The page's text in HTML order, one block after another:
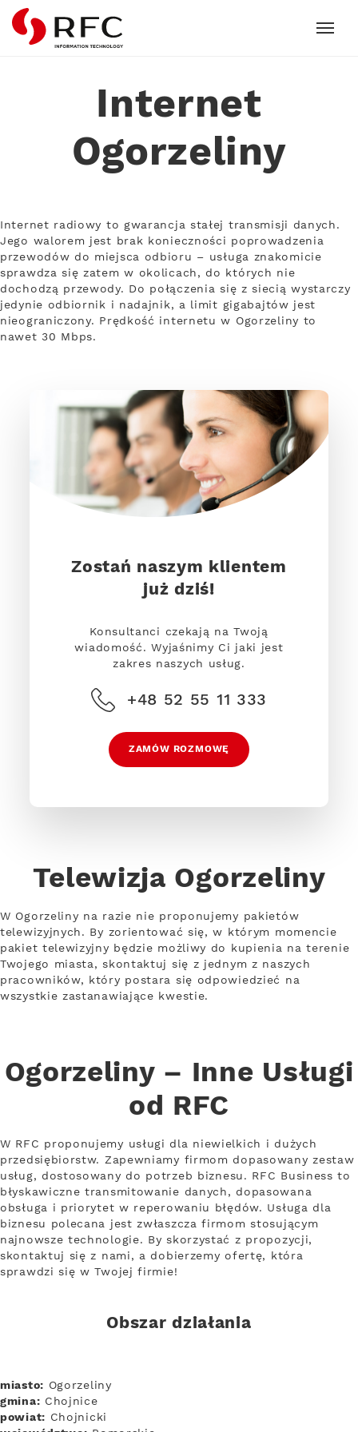
RFC
Internet
Ogorzeliny
Internet radiowy to gwarancja stałej transmisji danych.
Jego walorem jest brak konieczności poprowadzenia
przewodów do miejsca odbioru – usługa znakomicie
sprawdza się zatem w okolicach, do których nie
dochodzą przewody. Do połączenia się z siecią wystarczy
jedynie odbiornik i nadajnik, a limit gigabajtów jest
nieograniczony. Prędkość internetu w Ogorzeliny to
nawet 30 Mbps.
Zostań naszym klientem
już dziś!
Konsultanci czekają na Twoją
wiadomość. Wyjaśnimy Ci jaki jest
zakres naszych usług.
+48 52 55 11 333
ZAMÓW ROZMOWĘ
Telewizja Ogorzeliny
W Ogorzeliny na razie nie proponujemy pakietów
telewizyjnych. By zorientować się, w którym momencie
pakiet telewizyjny będzie możliwy do kupienia na terenie
Twojego miasta, skontaktuj się z jednym z naszych
pracowników, który postara się odpowiedzieć na
wszystkie zastanawiające kwestie.
Ogorzeliny – Inne Usługi
od RFC
W RFC proponujemy usługi dla niewielkich i dużych
przedsiębiorstw. Zapewniamy firmom dopasowany zestaw
usług, dostosowany do potrzeb biznesu. RFC Business to
błyskawiczne transmitowanie danych, dopasowana
obsługa i priorytet w reperowaniu błędów. Usługa dla
biznesu polecana jest zwłaszcza firmom stosującym
najnowsze technologie. By skorzystać z propozycji,
skontaktuj się z nami, a dobierzemy ofertę, która
sprawdzi się w Twojej firmie!
Obszar działania
miasto: Ogorzeliny
gmina: Chojnice
powiat: Chojnicki